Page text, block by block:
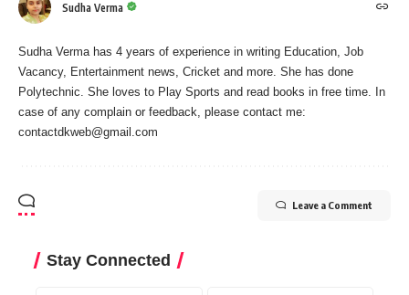
Sudha Verma
Sudha Verma has 4 years of experience in writing Education, Job
Vacancy, Entertainment news, Cricket and more. She has done
Polytechnic. She loves to Play Sports and read books in free time. In
case of any complain or feedback, please contact me:
contactdkweb@gmail.com
Leave a Comment
Stay Connected